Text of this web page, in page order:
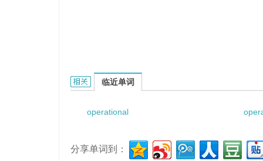
operational effects的相关资料：
临近单词
operational
分享单词到：